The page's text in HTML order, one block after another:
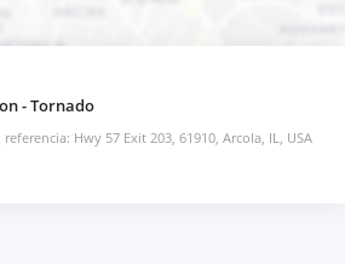
- Tornado
Hwy 57 Exit 203, 61910, Arcola, IL, USA